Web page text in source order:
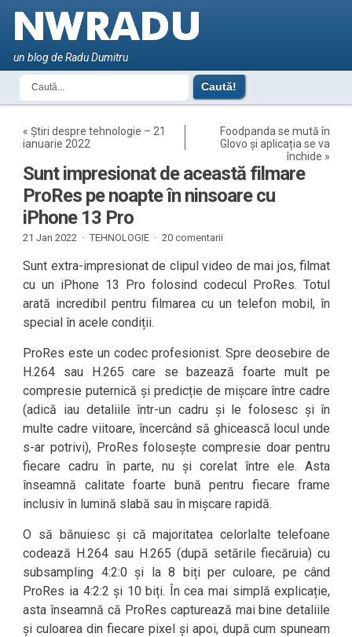
un blog de Radu Dumitru
«Știri despre tehnologie – 21
ianuarie 2022
Foodpanda se mută în
Glovo și aplicația se va
închide »
Sunt impresionat de această filmare
ProRes pe noapte în ninsoare cu
iPhone 13 Pro
21 Jan 2022 · TEHNOLOGIE · 20 comentarii
Sunt extra-impresionat de clipul video de mai jos, filmat
cu un iPhone 13 Pro folosind codecul ProRes. Totul
arată incredibil pentru filmarea cu un telefon mobil, în
special în acele condiții.
ProRes este un codec profesionist. Spre deosebire de
H.264 sau H.265 care se bazează foarte mult pe
compresie puternică și predicție de mișcare între cadre
(adică iau detaliile într-un cadru și le folosesc și în
multe cadre viitoare, încercând să ghicească locul unde
s-ar potrivi), ProRes folosește compresie doar pentru
fiecare cadru în parte, nu și corelat între ele. Asta
înseamnă calitate foarte bună pentru fiecare frame
inclusiv în lumină slabă sau în mișcare rapidă.
O să bănuiesc și că majoritatea celorlalte telefoane
codează H.264 sau H.265 (după setările fiecăruia) cu
subsampling 4:2:0 și la 8 biți per culoare, pe când
ProRes ia 4:2:2 și 10 biți. În cea mai simplă explicație,
asta înseamnă că ProRes capturează mai bine detaliile
și culoarea din fiecare pixel și apoi, după cum spuneam